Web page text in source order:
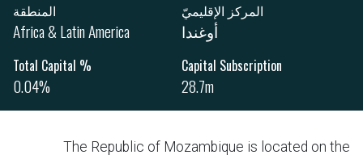
المركز الإقليميّ
أوغندا
المنطقة
Africa & Latin America
Capital Subscription
28.7m
% Total Capital
0.04%
The Republic of Mozambique is located on the